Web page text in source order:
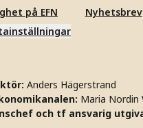
på EFN
Nyhetsbrev
Anders Hägerstrand
Maria Nordin
och tf ansvarig